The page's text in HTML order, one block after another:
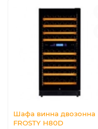
Шафа винна двозонна
FROSTY H80D